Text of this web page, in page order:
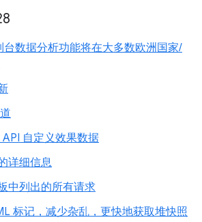
台数据分析功能将在大多数欧洲国家/
自定义效果数据
详细信息
中列出的所有请求
标记，减少杂乱，更快地获取堆快照